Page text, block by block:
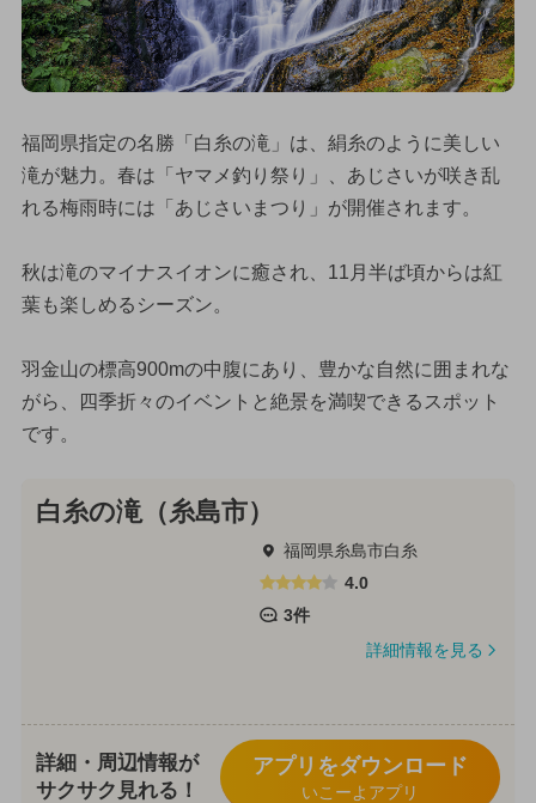
福岡県指定の名勝「白糸の滝」は、絹糸のように美しい
滝が魅力。春は「ヤマメ釣り祭り」、あじさいが咲き乱
れる梅雨時には「あじさいまつり」が開催されます。
秋は滝のマイナスイオンに癒され、11月半ば頃からは紅
葉も楽しめるシーズン。
羽金山の標高900mの中腹にあり、豊かな自然に囲まれな
がら、四季折々のイベントと絶景を満喫できるスポット
です。
白糸の滝（糸島市）
福岡県糸島市白糸
4.0
3件
詳細情報を見る
詳細・周辺情報が
サクサク見れる！
アプリをダウンロード
いこーよアプリ